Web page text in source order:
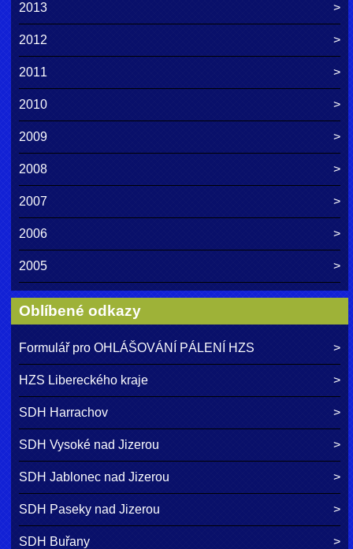
2013
2012
2011
2010
2009
2008
2007
2006
2005
Oblíbené odkazy
Formulář pro OHLÁŠOVÁNÍ PÁLENÍ HZS
HZS Libereckého kraje
SDH Harrachov
SDH Vysoké nad Jizerou
SDH Jablonec nad Jizerou
SDH Paseky nad Jizerou
SDH Buřany